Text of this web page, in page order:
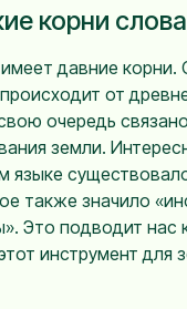
корни
давние корни.
от
очередь
земли.
языке
также значило
Это подводит нас
инструмент для